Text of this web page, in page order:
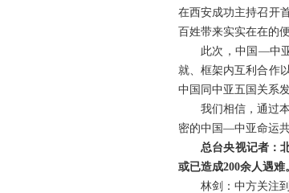
在西安成功主持召开
百姓带来实实在在的
此次，中国—中
就、框架内互利合作
中国同中亚五国关系
我们相信，通过
密的中国—中亚命运
总台央视记者：
或已造成200余人遇
林剑：中方关注